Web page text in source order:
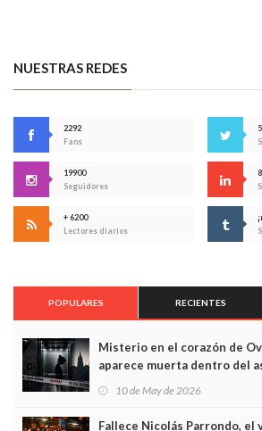
NUESTRAS REDES
2292
Fans
19900
Seguidores
+ 6200
Lectores diarios
POPULARES RECIENTES
Misterio en el corazón de
aparece muerta dentro del
edificio y las cámaras
10 de May de 2026
Fallece Nicolás Parrondo, el